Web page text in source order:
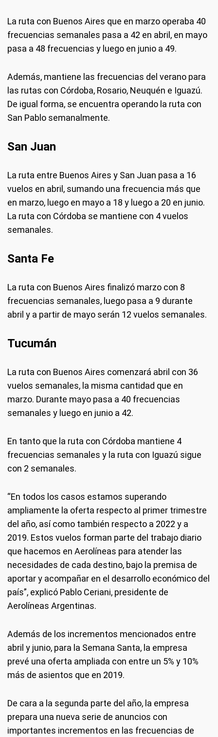
La ruta con Buenos Aires que en marzo operaba 40
frecuencias semanales pasa a 42 en abril, en mayo
pasa a 48 frecuencias y luego en junio a 49.
Además, mantiene las frecuencias del verano para
las rutas con Córdoba, Rosario, Neuquén e Iguazú.
De igual forma, se encuentra operando la ruta con
San Pablo semanalmente.
San Juan
La ruta entre Buenos Aires y San Juan pasa a 16
vuelos en abril, sumando una frecuencia más que
en marzo, luego en mayo a 18 y luego a 20 en junio.
La ruta con Córdoba se mantiene con 4 vuelos
semanales.
Santa Fe
La ruta con Buenos Aires finalizó marzo con 8
frecuencias semanales, luego pasa a 9 durante
abril y a partir de mayo serán 12 vuelos semanales.
Tucumán
La ruta con Buenos Aires comenzará abril con 36
vuelos semanales, la misma cantidad que en
marzo. Durante mayo pasa a 40 frecuencias
semanales y luego en junio a 42.
En tanto que la ruta con Córdoba mantiene 4
frecuencias semanales y la ruta con Iguazú sigue
con 2 semanales.
“En todos los casos estamos superando
ampliamente la oferta respecto al primer trimestre
del año, así como también respecto a 2022 y a
2019. Estos vuelos forman parte del trabajo diario
que hacemos en Aerolíneas para atender las
necesidades de cada destino, bajo la premisa de
aportar y acompañar en el desarrollo económico del
país”, explicó Pablo Ceriani, presidente de
Aerolíneas Argentinas.
Además de los incrementos mencionados entre
abril y junio, para la Semana Santa, la empresa
prevé una oferta ampliada con entre un 5% y 10%
más de asientos que en 2019.
De cara a la segunda parte del año, la empresa
prepara una nueva serie de anuncios con
importantes incrementos en las frecuencias de